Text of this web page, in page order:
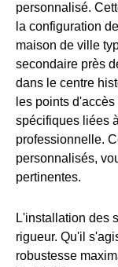
personnalisé.
la configuration
maison de ville
secondaire près
dans le centre
les points
spécifiques liées
professionnelle.
personnalisés,
pertinentes.
L'installation des
rigueur. Qu'il
robustesse